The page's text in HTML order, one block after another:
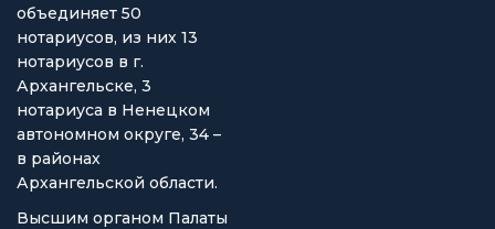
объединяет 50
нотариусов, из них 13
нотариусов в г.
Архангельске, 3
нотариуса в Ненецком
автономном округе, 34 –
в районах
Архангельской области.
Высшим органом Палаты